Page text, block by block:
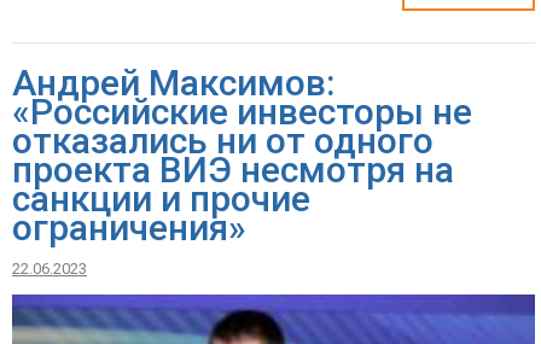
Андрей Максимов:
«Российские инвесторы не
отказались ни от одного
проекта ВИЭ несмотря на
санкции и прочие
ограничения»
22.06.2023